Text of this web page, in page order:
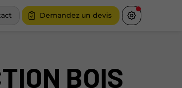
Demandez un devis
BOIS